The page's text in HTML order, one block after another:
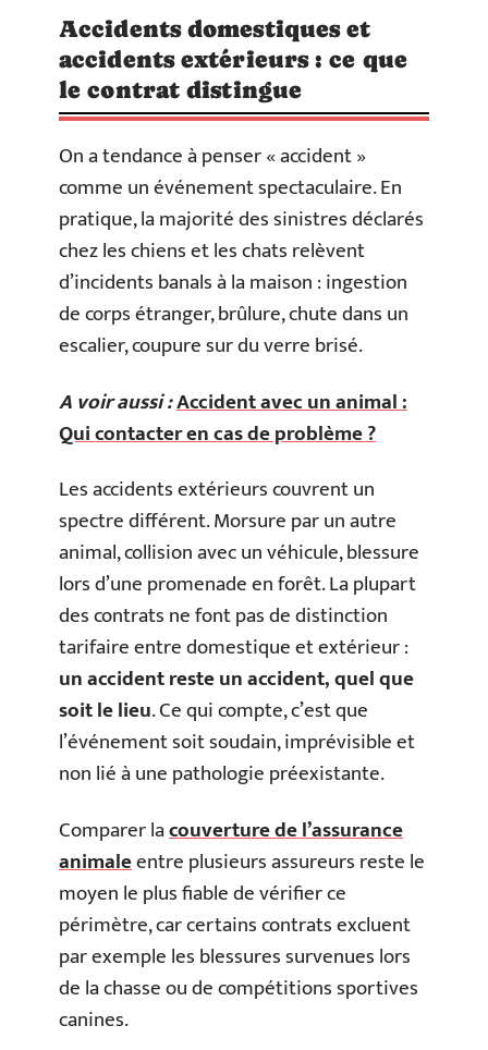
Accidents domestiques et
accidents extérieurs : ce que
le contrat distingue
On a tendance à penser « accident »
comme un événement spectaculaire. En
pratique, la majorité des sinistres déclarés
chez les chiens et les chats relèvent
d’incidents banals à la maison : ingestion
de corps étranger, brûlure, chute dans un
escalier, coupure sur du verre brisé.
A voir aussi :Accident avec un animal :
Qui contacter en cas de problème ?
Les accidents extérieurs couvrent un
spectre différent. Morsure par un autre
animal, collision avec un véhicule, blessure
lors d’une promenade en forêt. La plupart
des contrats ne font pas de distinction
tarifaire entre domestique et extérieur :
un accident reste un accident, quel que
soit le lieu. Ce qui compte, c’est que
l’événement soit soudain, imprévisible et
non lié à une pathologie préexistante.
Comparer lacouverture de l’assurance
animaleentre plusieurs assureurs reste le
moyen le plus fiable de vérifier ce
périmètre, car certains contrats excluent
par exemple les blessures survenues lors
de la chasse ou de compétitions sportives
canines.